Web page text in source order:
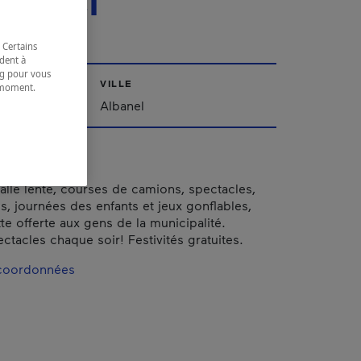
VILLE
Albanel
lente, courses de camions, spectacles,
journées des enfants et jeux gonflables,
offerte aux gens de la municipalité.
chaque soir! Festivités gratuites.
à
pour vous